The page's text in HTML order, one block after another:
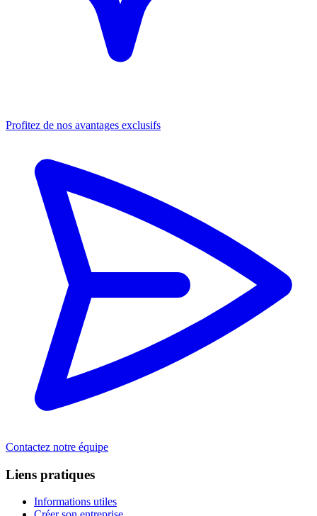
Profitez de nos avantages exclusifs
Contactez notre équipe
Liens pratiques
Informations utiles